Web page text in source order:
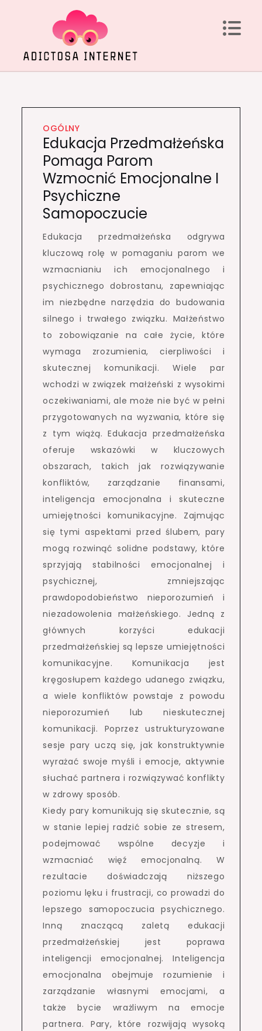
Adictosa Internet
OGÓLNY
Edukacja Przedmałżeńska
Pomaga Parom
Wzmocnić Emocjonalne I
Psychiczne
Samopoczucie
Edukacja przedmałżeńska odgrywa
kluczową rolę w pomaganiu parom we
wzmacnianiu ich emocjonalnego i
psychicznego dobrostanu, zapewniając
im niezbędne narzędzia do budowania
silnego i trwałego związku. Małżeństwo
to zobowiązanie na całe życie, które
wymaga zrozumienia, cierpliwości i
skutecznej komunikacji. Wiele par
wchodzi w związek małżeński z wysokimi
oczekiwaniami, ale może nie być w pełni
przygotowanych na wyzwania, które się
z tym wiążą. Edukacja przedmałżeńska
oferuje wskazówki w kluczowych
obszarach, takich jak rozwiązywanie
konfliktów, zarządzanie finansami,
inteligencja emocjonalna i skuteczne
umiejętności komunikacyjne. Zajmując
się tymi aspektami przed ślubem, pary
mogą rozwinąć solidne podstawy, które
sprzyjają stabilności emocjonalnej i
psychicznej, zmniejszając
prawdopodobieństwo nieporozumień i
niezadowolenia małżeńskiego. Jedną z
głównych korzyści edukacji
przedmałżeńskiej są lepsze umiejętności
komunikacyjne. Komunikacja jest
kręgosłupem każdego udanego związku,
a wiele konfliktów powstaje z powodu
nieporozumień lub nieskutecznej
komunikacji. Poprzez ustrukturyzowane
sesje pary uczą się, jak konstruktywnie
wyrażać swoje myśli i emocje, aktywnie
słuchać partnera i rozwiązywać konflikty
w zdrowy sposób.
Kiedy pary komunikują się skutecznie, są
w stanie lepiej radzić sobie ze stresem,
podejmować wspólne decyzje i
wzmacniać więź emocjonalną. W
rezultacie doświadczają niższego
poziomu lęku i frustracji, co prowadzi do
lepszego samopoczucia psychicznego.
Inną znaczącą zaletą edukacji
przedmałżeńskiej jest poprawa
inteligencji emocjonalnej. Inteligencja
emocjonalna obejmuje rozumienie i
zarządzanie własnymi emocjami, a
także bycie wrażliwym na emocje
partnera. Pary, które rozwijają wysoką